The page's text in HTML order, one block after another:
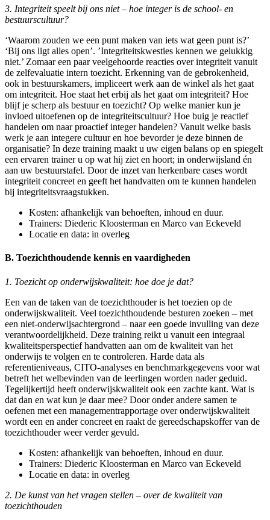
3. Integriteit speelt bij ons niet – hoe integer is de school- en
bestuurscultuur?
‘Waarom zouden we een punt maken van iets wat geen punt is?’
‘Bij ons ligt alles open’. ’Integriteitskwesties kennen we gelukkig
niet.’ Zomaar een paar veelgehoorde reacties over integriteit vanuit
de zelfevaluatie intern toezicht. Erkenning van de gebrokenheid,
ook in bestuurskamers, impliceert werk aan de winkel als het gaat
om integriteit. Hoe staat het erbij als het gaat om integriteit? Hoe
blijf je scherp als bestuur en toezicht? Op welke manier kun je
invloed uitoefenen op de integriteitscultuur? Hoe buig je reactief
handelen om naar proactief integer handelen? Vanuit welke basis
werk je aan integere cultuur en hoe bevorder je deze binnen de
organisatie? In deze training maakt u uw eigen balans op en spiegelt
een ervaren trainer u op wat hij ziet en hoort; in onderwijsland én
aan uw bestuurstafel. Door de inzet van herkenbare cases wordt
integriteit concreet en geeft het handvatten om te kunnen handelen
bij integriteitsvraagstukken.
Kosten: afhankelijk van behoeften, inhoud en duur.
Trainers: Diederic Kloosterman en Marco van Eckeveld
Locatie en data: in overleg
B. Toezichthoudende kennis en vaardigheden
1. Toezicht op onderwijskwaliteit: hoe doe je dat?
Een van de taken van de toezichthouder is het toezien op de
onderwijskwaliteit. Veel toezichthoudende besturen zoeken – met
een niet-onderwijsachtergrond – naar een goede invulling van deze
verantwoordelijkheid. Deze training reikt u vanuit een integraal
kwaliteitsperspectief handvatten aan om de kwaliteit van het
onderwijs te volgen en te controleren. Harde data als
referentieniveaus, CITO-analyses en benchmarkgegevens voor wat
betreft het welbevinden van de leerlingen worden nader geduid.
Tegelijkertijd heeft onderwijskwaliteit ook een zachte kant. Wat is
dat dan en wat kun je daar mee? Door onder andere samen te
oefenen met een managementrapportage over onderwijskwaliteit
wordt een en ander concreet en raakt de gereedschapskoffer van de
toezichthouder weer verder gevuld.
Kosten: afhankelijk van behoeften, inhoud en duur.
Trainers: Diederic Kloosterman en Marco van Eckeveld
Locatie en data: in overleg
2. De kunst van het vragen stellen – over de kwaliteit van
toezichthouden